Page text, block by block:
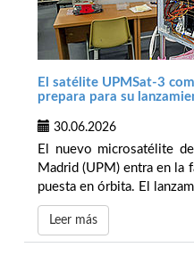
El satélite UPMSat-3
prepara para su
30.06.2026
El nuevo microsatélite
Madrid (UPM) entra en la
puesta en órbita. El
Leer más